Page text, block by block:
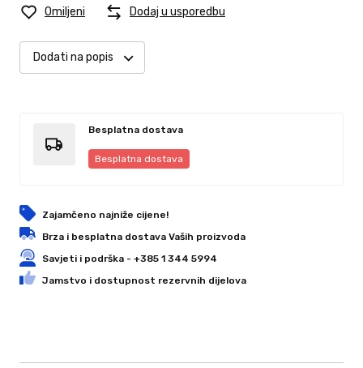
Omiljeni Dodaj u usporedbu
Dodati na popis
Besplatna dostava
Besplatna dostava
Zajamčeno najniže cijene!
Brza i besplatna dostava Vaših proizvoda
Savjeti i podrška - +385 1 344 5994
Jamstvo i dostupnost rezervnih dijelova